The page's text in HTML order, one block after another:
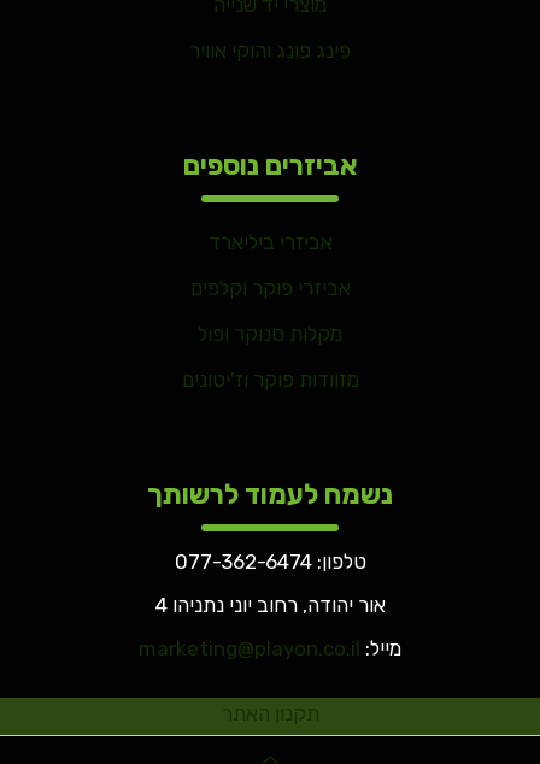
מוצרי יד שנייה
פינג פונג והוקי אוויר
אביזרים נוספים
אביזרי ביליארד
אביזרי פוקר וקלפים
מקלות סנוקר ופול
מזוודות פוקר וז'יטונים
נשמח לעמוד לרשותך
טלפון:077-362-6474
אור יהודה, רחוב יוני נתניהו 4
מייל: marketing@playon.co.il
תקנון האתר